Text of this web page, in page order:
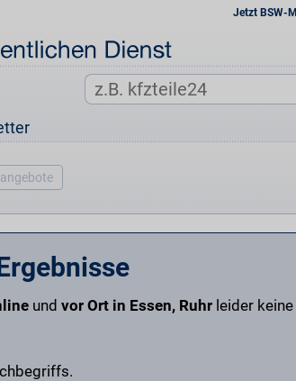
Jetzt BSW-
und vor Ort in Essen, Ruhr leider